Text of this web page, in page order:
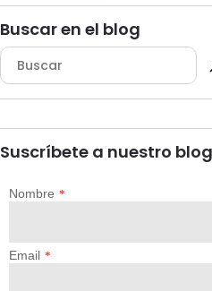
Buscar en el blog
Suscríbete a nuestro blog